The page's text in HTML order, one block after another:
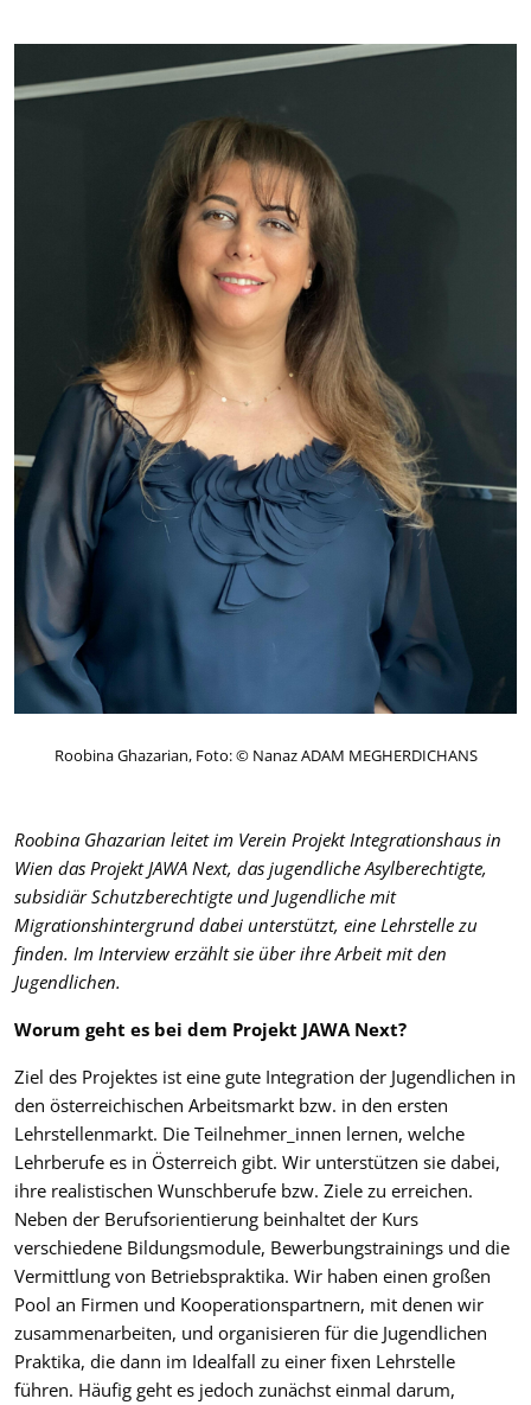
Roobina Ghazarian, Foto: © Nanaz ADAM MEGHERDICHANS
Roobina Ghazarian leitet im Verein Projekt Integrationshaus in
Wien das Projekt JAWA Next, das jugendliche Asylberechtigte,
subsidiär Schutzberechtigte und Jugendliche mit
Migrationshintergrund dabei unterstützt, eine Lehrstelle zu
finden. Im Interview erzählt sie über ihre Arbeit mit den
Jugendlichen.
Worum geht es bei dem Projekt JAWA Next?
Ziel des Projektes ist eine gute Integration der Jugendlichen in
den österreichischen Arbeitsmarkt bzw. in den ersten
Lehrstellenmarkt. Die Teilnehmer_innen lernen, welche
Lehrberufe es in Österreich gibt. Wir unterstützen sie dabei,
ihre realistischen Wunschberufe bzw. Ziele zu erreichen.
Neben der Berufsorientierung beinhaltet der Kurs
verschiedene Bildungsmodule, Bewerbungstrainings und die
Vermittlung von Betriebspraktika. Wir haben einen großen
Pool an Firmen und Kooperationspartnern, mit denen wir
zusammenarbeiten, und organisieren für die Jugendlichen
Praktika, die dann im Idealfall zu einer fixen Lehrstelle
führen. Häufig geht es jedoch zunächst einmal darum,